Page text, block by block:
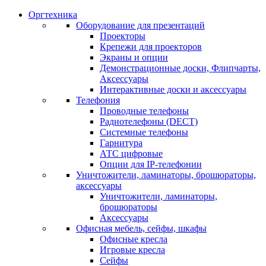
Оргтехника
Оборудование для презентаций
Проекторы
Крепежи для проекторов
Экраны и опции
Демонстрационные доски, Флипчарты,
Аксессуары
Интерактивные доски и аксессуары
Телефония
Проводные телефоны
Радиотелефоны (DECT)
Системные телефоны
Гарнитура
АТС цифровые
Опции для IP-телефонии
Уничтожители, ламинаторы, брошюраторы,
аксессуары
Уничтожители, ламинаторы,
брошюраторы
Аксессуары
Офисная мебель, сейфы, шкафы
Офисные кресла
Игровые кресла
Сейфы